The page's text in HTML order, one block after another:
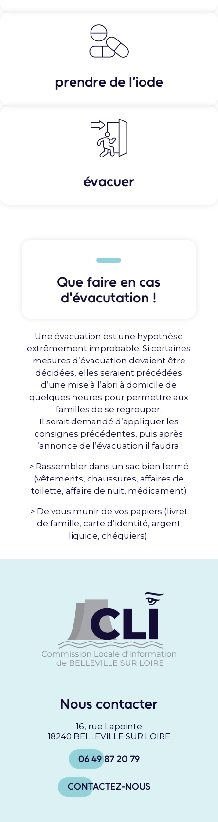
prendre de l’iode
évacuer
Que faire en cas
d'évacutation !
Une évacuation est une hypothèse
extrêmement improbable. Si certaines
mesures d’évacuation devaient être
décidées, elles seraient précédées
d’une mise à l’abri à domicile de
quelques heures pour permettre aux
familles de se regrouper.
Il serait demandé d’appliquer les
consignes précédentes, puis après
l’annonce de l’évacuation il faudra :
> Rassembler dans un sac bien fermé
(vêtements, chaussures, affaires de
toilette, affaire de nuit, médicament)
> De vous munir de vos papiers (livret
de famille, carte d’identité, argent
liquide, chéquiers).
Nous contacter
16, rue Lapointe
18240 BELLEVILLE SUR LOIRE
06 49 87 20 79
CONTACTEZ-NOUS